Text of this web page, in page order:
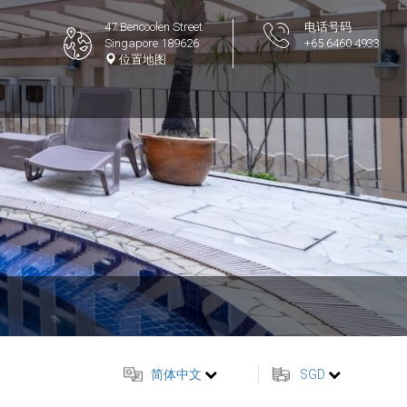
47 Bencoolen Street
Singapore 189626
位置地图
电话号码
+65 6460 4933
简体中文 SGD